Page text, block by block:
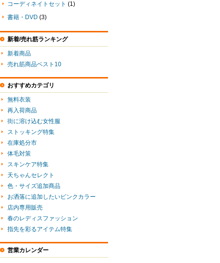
コーディネイトセット (1)
書籍・DVD (3)
新着/売れ筋ランキング
新着商品
売れ筋商品ベスト10
おすすめカテゴリ
無料衣装
再入荷商品
街に溶け込む女性服
ストッキング特集
在庫処分市
体毛対策
スキンケア特集
天ちゃんセレクト
色・サイズ追加商品
お洒落に追加したいピンクカラー
店内専用販売
春のレディスファッション
指先を彩るアイテム特集
営業カレンダー